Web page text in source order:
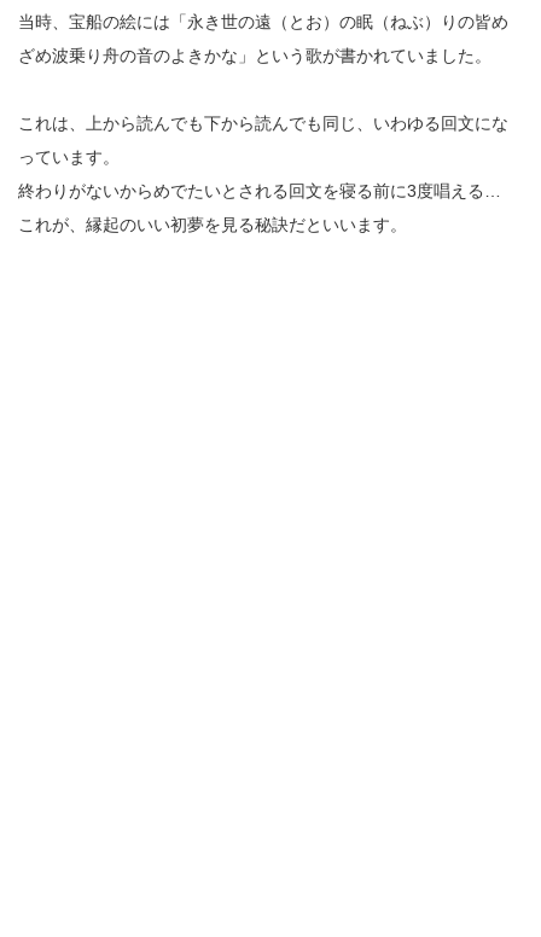
当時、宝船の絵には「永き世の遠（とお）の眠（ねぶ）りの皆め
ざめ波乗り舟の音のよきかな」という歌が書かれていました。
これは、上から読んでも下から読んでも同じ、いわゆる回文にな
っています。
終わりがないからめでたいとされる回文を寝る前に3度唱える…
これが、縁起のいい初夢を見る秘訣だといいます。